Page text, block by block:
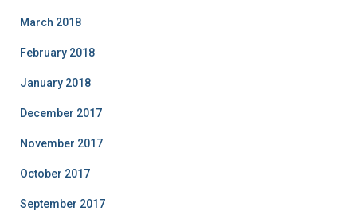
March 2018
February 2018
January 2018
December 2017
November 2017
October 2017
September 2017